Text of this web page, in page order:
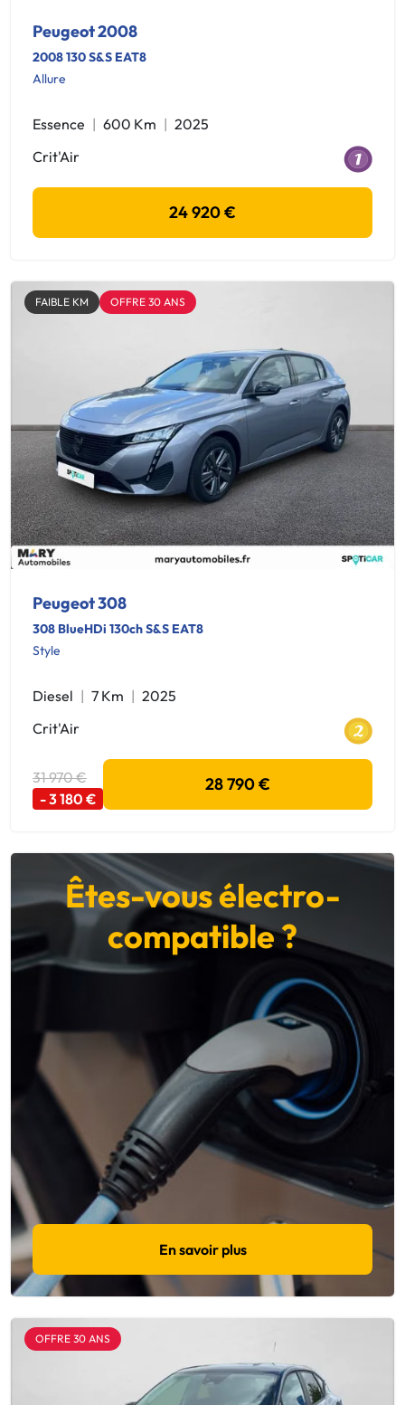
Peugeot 2008
2008 130 S&S EAT8
Allure
Essence 600 Km
2025
Crit'Air
24 920 €
FAIBLE KM OFFRE 30 ANS
Peugeot 308
308 BlueHDi 130ch S&S EAT8
Style
Diesel 7 Km
2025
Crit'Air
31 970 €
- 3 180 €
28 790 €
Êtes-vous électro-
compatible ?
En savoir plus
OFFRE 30 ANS